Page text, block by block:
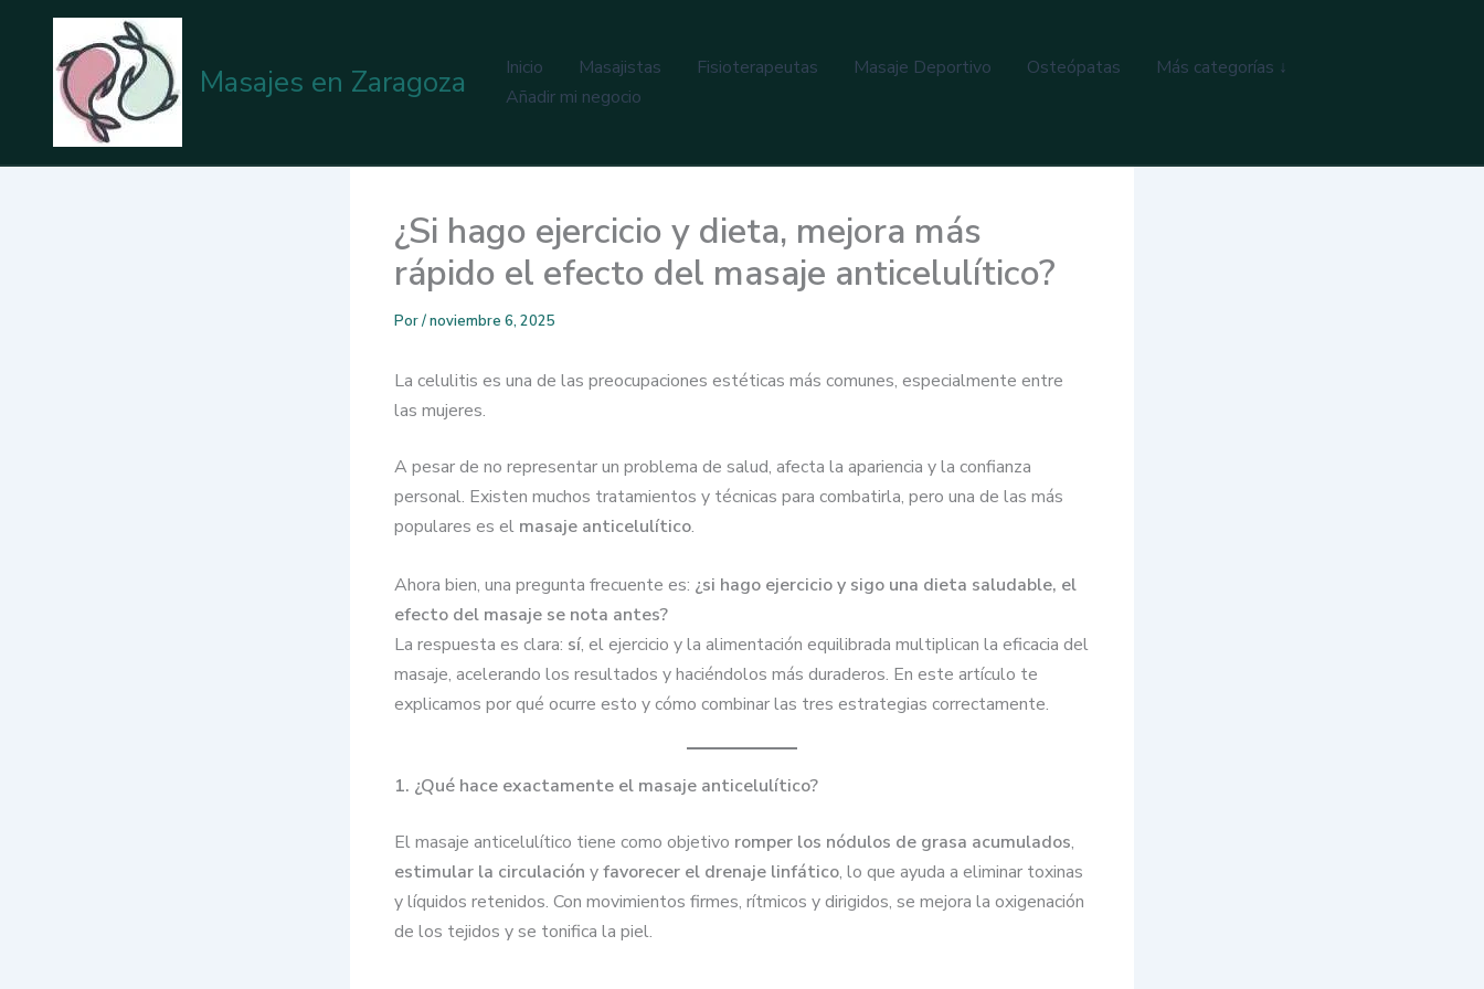
contenido
Masajes en Zaragoza Inicio Masajistas Fisioterapeutas Masaje Deportivo Osteópatas
Más categorías ↓
Añadir mi negocio
¿Si hago ejercicio y dieta, mejora más
rápido el efecto del masaje anticelulítico?
Por/noviembre 6, 2025
La celulitis es una de las preocupaciones estéticas más comunes, especialmente entre
las mujeres.
A pesar de no representar un problema de salud, afecta la apariencia y la confianza
personal. Existen muchos tratamientos y técnicas para combatirla, pero una de las más
populares es el masaje anticelulítico.
Ahora bien, una pregunta frecuente es: ¿si hago ejercicio y sigo una dieta saludable, el
efecto del masaje se nota antes?
La respuesta es clara: sí, el ejercicio y la alimentación equilibrada multiplican la eficacia del
masaje, acelerando los resultados y haciéndolos más duraderos. En este artículo te
explicamos por qué ocurre esto y cómo combinar las tres estrategias correctamente.
1. ¿Qué hace exactamente el masaje anticelulítico?
El masaje anticelulítico tiene como objetivo romper los nódulos de grasa acumulados,
estimular la circulación yfavorecer el drenaje linfático, lo que ayuda a eliminar toxinas
y líquidos retenidos. Con movimientos firmes, rítmicos y dirigidos, se mejora la oxigenación
de los tejidos y se tonifica la piel.